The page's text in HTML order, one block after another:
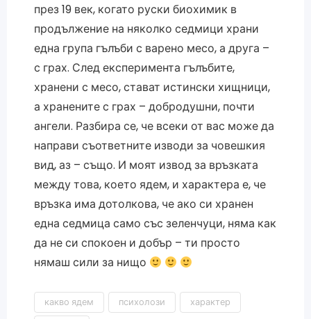
през 19 век, когато руски биохимик в
продължение на няколко седмици храни
една група гълъби с варено месо, а друга –
с грах. След експеримента гълъбите,
хранени с месо, стават истински хищници,
а хранените с грах – добродушни, почти
ангели. Разбира се, че всеки от вас може да
направи съответните изводи за човешкия
вид, аз – също. И моят извод за връзката
между това, което ядем, и характера е, че
връзка има дотолкова, че ако си хранен
една седмица само със зеленчуци, няма как
да не си спокоен и добър – ти просто
нямаш сили за нищо
какво ядем психолози характер